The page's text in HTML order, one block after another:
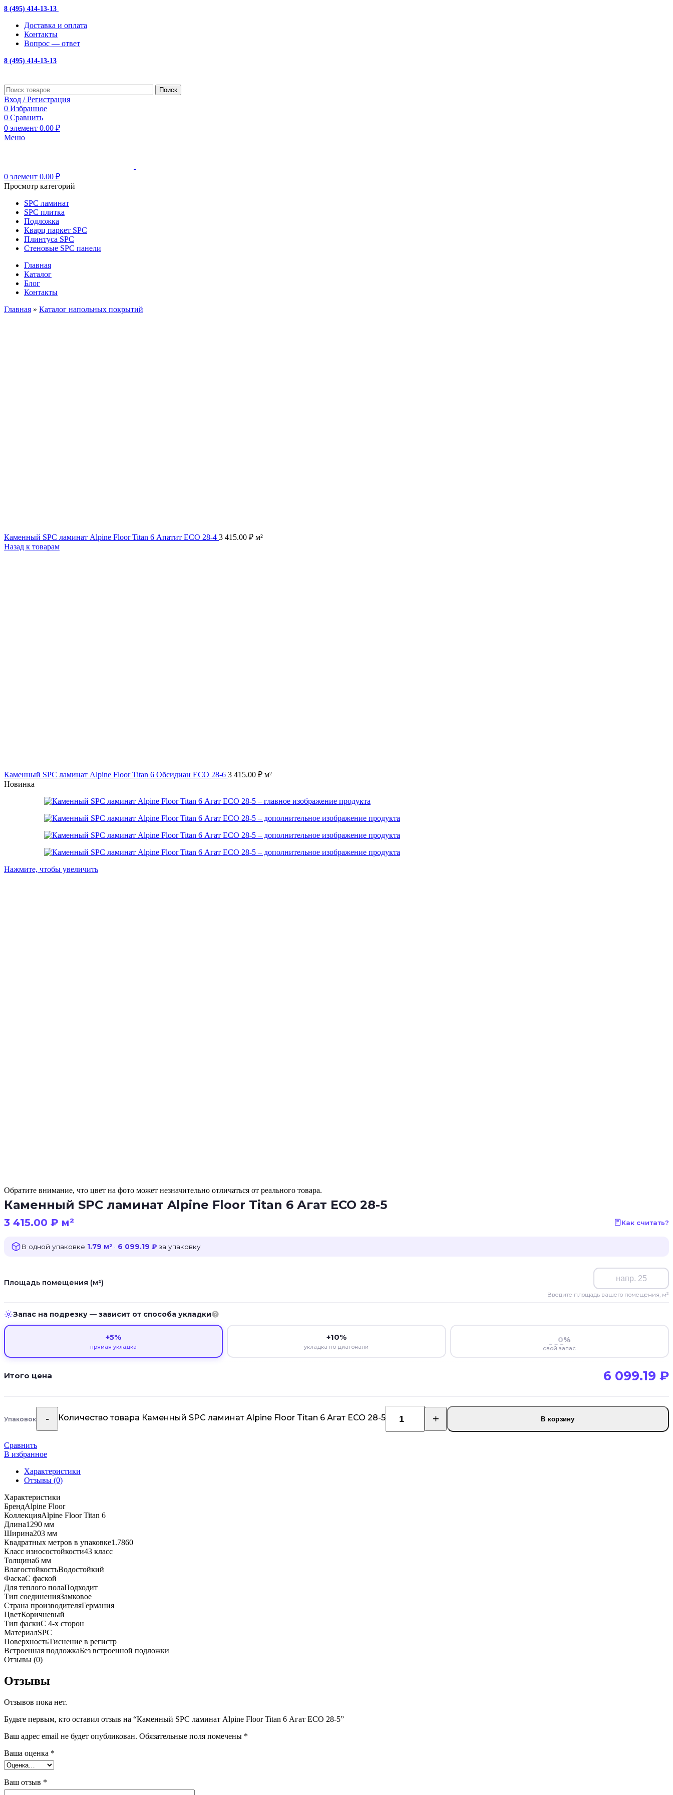
8 (495) 414-13-13
Доставка и оплата
Контакты
Вопрос — ответ
8 (495) 414-13-13
Поиск
Вход / Регистрация
0 Избранное
0 Сравнить
0 элемент 0.00 ₽
Меню
0 элемент 0.00 ₽
Просмотр категорий
SPC ламинат
SPC плитка
Подложка
Кварц паркет SPC
Плинтуса SPC
Стеновые SPC панели
Главная
Каталог
Блог
Контакты
Главная » Каталог напольных покрытий
Каменный SPC ламинат Alpine Floor Titan 6 Апатит ЕСО 28-4 3 415.00 ₽ м²
Назад к товарам
Каменный SPC ламинат Alpine Floor Titan 6 Обсидиан ЕСО 28-6 3 415.00 ₽ м²
Новинка
Нажмите, чтобы увеличить
Обратите внимание, что цвет на фото может незначительно отличаться от реального товара.
Каменный SPC ламинат Alpine Floor Titan 6 Агат ЕСО 28-5
3 415.00 ₽ м² Как считать?
В одной упаковке 1.79 м² · 6 099.19 ₽ за упаковку
Площадь помещения (м²)
Введите площадь вашего помещения, м²
Запас на подрезку — зависит от способа укладки
+5%
прямая укладка
+10%
укладка по диагонали
%
свой запас
Итого цена 6 099.19 ₽
Упаковок Количество товара Каменный SPC ламинат Alpine Floor Titan 6 Агат ЕСО 28-5 В корзину
Сравнить
В избранное
Характеристики
Отзывы (0)
Характеристики
БрендAlpine Floor
КоллекцияAlpine Floor Titan 6
Длина1290 мм
Ширина203 мм
Квадратных метров в упаковке1.7860
Класс износостойкости43 класс
Толщина6 мм
ВлагостойкостьВодостойкий
ФаскаС фаской
Для теплого полаПодходит
Тип соединенияЗамковое
Страна производителяГермания
ЦветКоричневый
Тип фаскиС 4-х сторон
МатериалSPC
ПоверхностьТиснение в регистр
Встроенная подложкаБез встроенной подложки
Отзывы (0)
Отзывы
Отзывов пока нет.
Будьте первым, кто оставил отзыв на “Каменный SPC ламинат Alpine Floor Titan 6 Агат ЕСО 28-5”
Ваш адрес email не будет опубликован. Обязательные поля помечены *
Ваша оценка *
Ваш отзыв *